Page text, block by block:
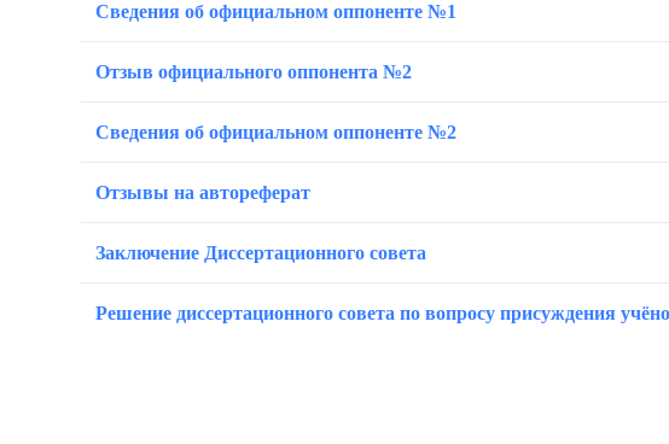
Сведения об официальном оппоненте №1
Отзыв официального оппонента №2
Сведения об официальном оппоненте №2
Отзывы на автореферат
Заключение Диссертационного совета
Решение диссертационного совета по вопросу присуждения